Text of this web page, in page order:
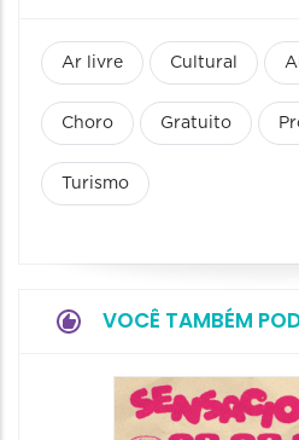
Ar livre Cultural
Choro Gratuito
Turismo
VOCÊ TAMBÉM